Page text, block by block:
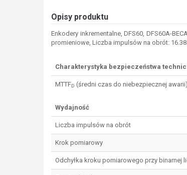
Opisy produktu
Enkodery inkrementalne, DFS60, DFS60A-
promieniowe, Liczba impulsów na obrót:
Charakterystyka bezpieczeństwa
MTTFD (średni czas do niebezpiecznej awarii)
Wydajność
Liczba impulsów na obrót
Krok pomiarowy
Odchyłka kroku pomiarowego przy binarnej